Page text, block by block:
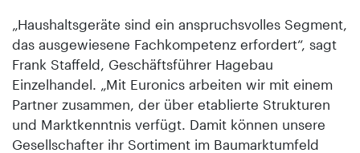
„Haushaltsgeräte sind ein anspruchsvolles Segment,
das ausgewiesene Fachkompetenz erfordert“, sagt
Frank Staffeld, Geschäftsführer Hagebau
Einzelhandel. „Mit Euronics arbeiten wir mit einem
Partner zusammen, der über etablierte Strukturen
und Marktkenntnis verfügt. Damit können unsere
Gesellschafter ihr Sortiment im Baumarktumfeld